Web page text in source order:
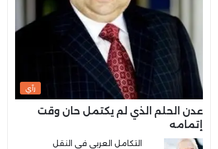
رآي
عدن الحلم الذي لم يكتمل حان وقت
إتمامه
التكامل العربي في النقل